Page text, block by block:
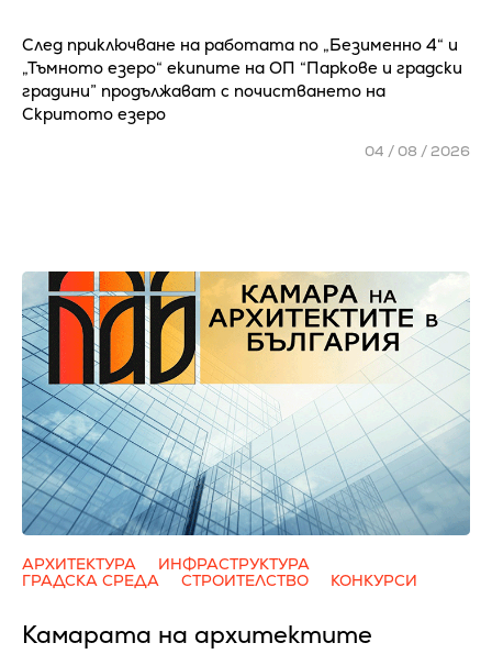
След приключване на работата по „Безименно 4“ и
„Тъмното езеро“ екипите на ОП “Паркове и градски
градини” продължават с почистването на
Скритото езеро
04 / 08 / 2026
АРХИТЕКТУРА
ИНФРАСТРУКТУРА
ГРАДСКА СРЕДА
СТРОИТЕЛСТВО КОНКУРСИ
Камарата на архитектите